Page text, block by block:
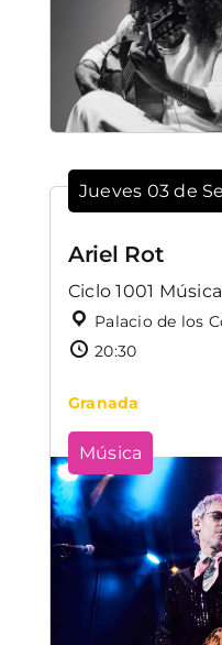
Jueves 03 de
Ariel Rot
Ciclo 1001
Palacio de los
20:30
Granada
Música